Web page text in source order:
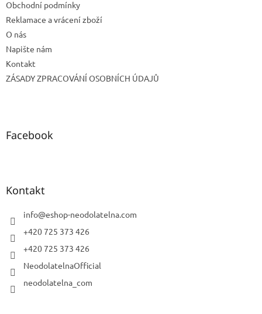
Obchodní podmínky
Reklamace a vrácení zboží
O nás
Napište nám
Kontakt
ZÁSADY ZPRACOVÁNÍ OSOBNÍCH ÚDAJŮ
Facebook
Kontakt
info@eshop-neodolatelna.com
+420 725 373 426
+420 725 373 426
NeodolatelnaOfficial
neodolatelna_com